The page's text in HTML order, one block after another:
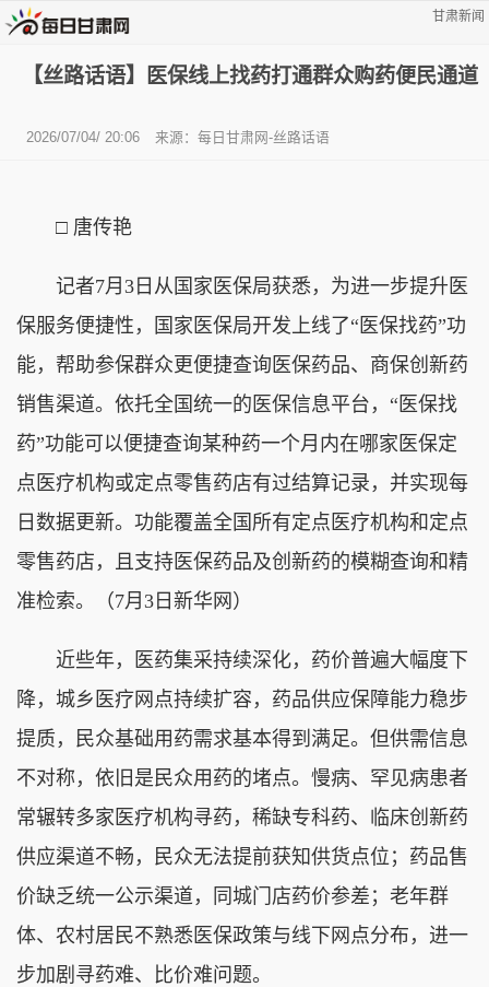
甘肃新闻
【丝路话语】医保线上找药打通群众购药便民通道
2026/07/04/ 20:06 来源： 每日甘肃网-丝路话语
□ 唐传艳
记者7月3日从国家医保局获悉，为进一步提升医
保服务便捷性，国家医保局开发上线了“医保找药”功
能，帮助参保群众更便捷查询医保药品、商保创新药
销售渠道。依托全国统一的医保信息平台，“医保找
药”功能可以便捷查询某种药一个月内在哪家医保定
点医疗机构或定点零售药店有过结算记录，并实现每
日数据更新。功能覆盖全国所有定点医疗机构和定点
零售药店，且支持医保药品及创新药的模糊查询和精
准检索。（7月3日新华网）
近些年，医药集采持续深化，药价普遍大幅度下
降，城乡医疗网点持续扩容，药品供应保障能力稳步
提质，民众基础用药需求基本得到满足。但供需信息
不对称，依旧是民众用药的堵点。慢病、罕见病患者
常辗转多家医疗机构寻药，稀缺专科药、临床创新药
供应渠道不畅，民众无法提前获知供货点位；药品售
价缺乏统一公示渠道，同城门店药价参差；老年群
体、农村居民不熟悉医保政策与线下网点分布，进一
步加剧寻药难、比价难问题。